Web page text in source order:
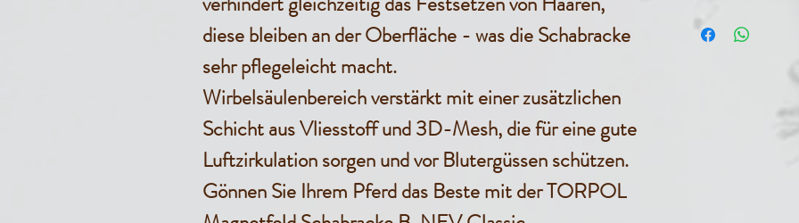
diese bleiben an der Oberfläche - was die Schabracke
sehr pflegeleicht macht.
Wirbelsäulenbereich verstärkt mit einer zusätzlichen
Schicht aus Vliesstoff und 3D-Mesh, die für eine gute
Luftzirkulation sorgen und vor Blutergüssen schützen.
Gönnen Sie Ihrem Pferd das Beste mit der TORPOL
10 Stk.
3650